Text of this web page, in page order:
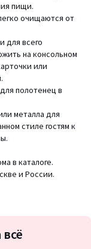
пищи.
очищаются от
для всего
на консольном
или
полотенец в
металла для
стиле гостям к
в каталоге.
и России.